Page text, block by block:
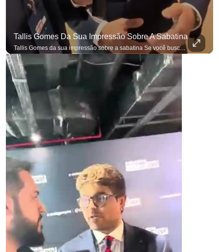
Tallis Gomes Da Sua Impressão Sobre A Sabatina
Tallis Gomes da sua impressão sobre a sabatina Se você busca informação com credibilidade, inscreva-se agora e ative o